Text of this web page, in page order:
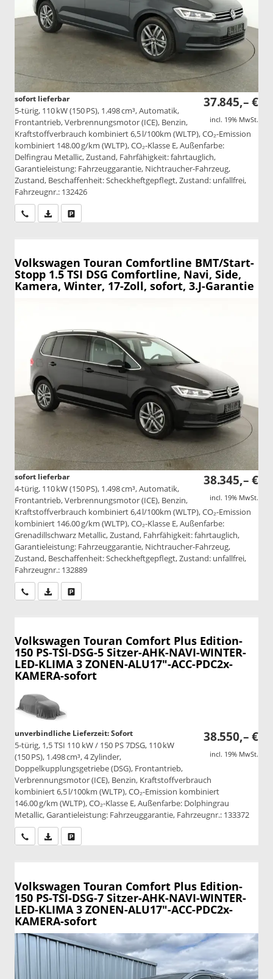
37.845,– €
incl. 19% MwSt.
sofort lieferbar
5-türig, 110 kW (150 PS), 1.498 cm³, Automatik,
Frontantrieb, Verbrennungsmotor (ICE), Benzin,
Kraftstoffverbrauch kombiniert 6,5 l/100km (WLTP), CO₂-Emission
kombiniert 148.00 g/km (WLTP), CO₂-Klasse E, Außenfarbe:
Delfingrau Metallic, Zustand, Fahrfähigkeit: fahrtauglich,
Garantieleistung: Fahrzeuggarantie, Nichtraucher-Fahrzeug,
Zustand, Beschaffenheit: Scheckheftgepflegt, Zustand: unfallfrei,
Fahrzeugnr.: 132426
Wir rufen Sie anPDF-Datei, Fahrzeugexposé drucken
Volkswagen Touran Comfortline BMT/Start-
Stopp 1.5 TSI DSG Comfortline, Navi, Side,
Kamera, Winter, 17-Zoll, sofort, 3.J-Garantie
38.345,– €
incl. 19% MwSt.
sofort lieferbar
4-türig, 110 kW (150 PS), 1.498 cm³, Automatik,
Frontantrieb, Verbrennungsmotor (ICE), Benzin,
Kraftstoffverbrauch kombiniert 6,4 l/100km (WLTP), CO₂-Emission
kombiniert 146.00 g/km (WLTP), CO₂-Klasse E, Außenfarbe:
Grenadillschwarz Metallic, Zustand, Fahrfähigkeit: fahrtauglich,
Garantieleistung: Fahrzeuggarantie, Nichtraucher-Fahrzeug,
Zustand, Beschaffenheit: Scheckheftgepflegt, Zustand: unfallfrei,
Fahrzeugnr.: 132889
Wir rufen Sie anPDF-Datei, Fahrzeugexposé drucken
Volkswagen Touran Comfort Plus Edition-
150 PS-TSI-DSG-5 Sitzer-AHK-NAVI-WINTER-
LED-KLIMA 3 ZONEN-ALU17"-ACC-PDC2x-
KAMERA-sofort
38.550,– €
incl. 19% MwSt.
unverbindliche Lieferzeit: Sofort
5-türig, 1,5 TSI 110 kW / 150 PS 7DSG, 110 kW
(150 PS), 1.498 cm³, 4 Zylinder,
Doppelkupplungsgetriebe (DSG), Frontantrieb,
Verbrennungsmotor (ICE), Benzin, Kraftstoffverbrauch
kombiniert 6,5 l/100km (WLTP), CO₂-Emission kombiniert
146.00 g/km (WLTP), CO₂-Klasse E, Außenfarbe: Dolphingrau
Metallic, Garantieleistung: Fahrzeuggarantie, Fahrzeugnr.: 133372
Wir rufen Sie anPDF-Datei, Fahrzeugexposé drucken
Volkswagen Touran Comfort Plus Edition-
150 PS-TSI-DSG-7 Sitzer-AHK-NAVI-WINTER-
LED-KLIMA 3 ZONEN-ALU17"-ACC-PDC2x-
KAMERA-sofort